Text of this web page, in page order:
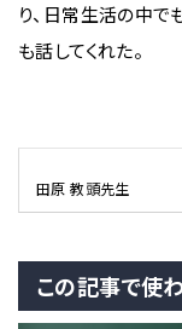
り、日常生活の中で
も話してくれた。
田原 教頭先生
この記事で使